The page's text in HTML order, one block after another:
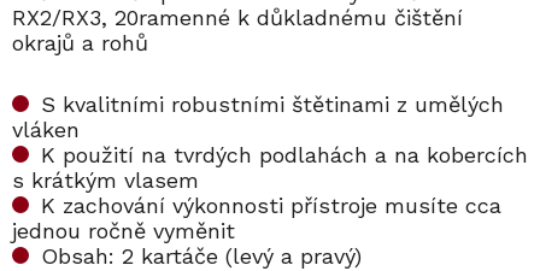
RX2/RX3, 20ramenné k důkladnému čištění
okrajů a rohů
S kvalitními robustními štětinami z umělých
vláken
K použití na tvrdých podlahách a na kobercích
s krátkým vlasem
K zachování výkonnosti přístroje musíte cca
jednou ročně vyměnit
Obsah: 2 kartáče (levý a pravý)